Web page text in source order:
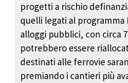
progetti a rischio
quelli legati al programma
alloggi pubblici, con circa
potrebbero essere
destinati alle ferrovie
premiando i cantieri più